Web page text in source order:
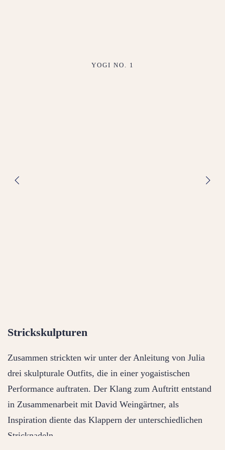
YOGI NO. 1
Strickskulpturen
Zusammen strickten wir unter der Anleitung von Julia
drei skulpturale Outfits, die in einer yogaistischen
Performance auftraten. Der Klang zum Auftritt entstand
in Zusammenarbeit mit David Weingärtner, als
Inspiration diente das Klappern der unterschiedlichen
Stricknadeln.